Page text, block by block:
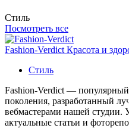
Стиль
Посмотреть все
Fashion-Verdict Красота и
Стиль
Fashion-Verdict —
поколения, разработанный
вебмастерами нашей студии.
актуальные статьи и